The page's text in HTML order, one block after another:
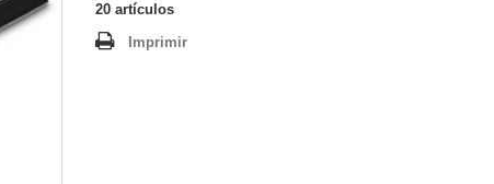
20 artículos
Imprimir